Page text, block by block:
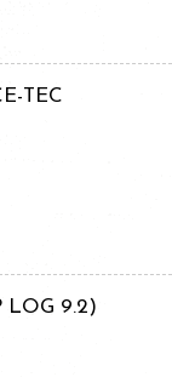
TEC
LOG 9.2)